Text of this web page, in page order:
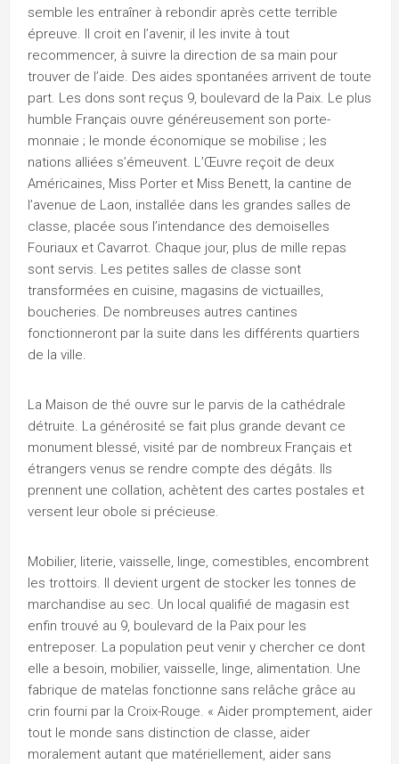
semble les entraîner à rebondir après cette terrible
épreuve. Il croit en l’avenir, il les invite à tout
recommencer, à suivre la direction de sa main pour
trouver de l’aide. Des aides spontanées arrivent de toute
part. Les dons sont reçus 9, boulevard de la Paix. Le plus
humble Français ouvre généreusement son porte-
monnaie ; le monde économique se mobilise ; les
nations alliées s’émeuvent. L’Œuvre reçoit de deux
Américaines, Miss Porter et Miss Benett, la cantine de
l’avenue de Laon, installée dans les grandes salles de
classe, placée sous l’intendance des demoiselles
Fouriaux et Cavarrot. Chaque jour, plus de mille repas
sont servis. Les petites salles de classe sont
transformées en cuisine, magasins de victuailles,
boucheries. De nombreuses autres cantines
fonctionneront par la suite dans les différents quartiers
de la ville.
La Maison de thé ouvre sur le parvis de la cathédrale
détruite. La générosité se fait plus grande devant ce
monument blessé, visité par de nombreux Français et
étrangers venus se rendre compte des dégâts. Ils
prennent une collation, achètent des cartes postales et
versent leur obole si précieuse.
Mobilier, literie, vaisselle, linge, comestibles, encombrent
les trottoirs. Il devient urgent de stocker les tonnes de
marchandise au sec. Un local qualifié de magasin est
enfin trouvé au 9, boulevard de la Paix pour les
entreposer. La population peut venir y chercher ce dont
elle a besoin, mobilier, vaisselle, linge, alimentation. Une
fabrique de matelas fonctionne sans relâche grâce au
crin fourni par la Croix-Rouge. « Aider promptement, aider
tout le monde sans distinction de classe, aider
moralement autant que matériellement, aider sans